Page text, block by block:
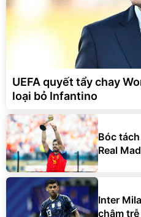
UEFA quyết tẩy chay
loại bỏ Infantino
Bóc
Real
Inter
chậm